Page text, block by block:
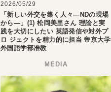
2026/05/29
「新しい外交を築く人々―NDの現場
から―」(1) 松岡美里さん 理論と実
践を大切にしたい 英語発信や対外プ
ロ ジェクトを精力的に担当 帝京大学
外国語学部准教